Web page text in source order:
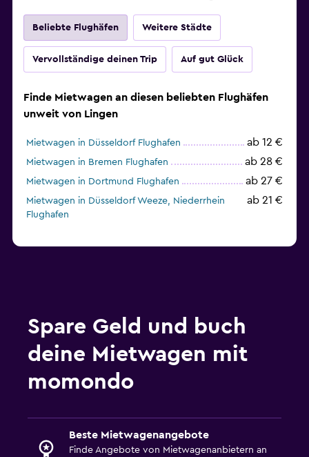
Beliebte Flughäfen Weitere Städte
Vervollständige deinen Trip Auf gut Glück
Finde Mietwagen an diesen beliebten Flughäfen
unweit von Lingen
Mietwagen in Düsseldorf Flughafen ab 12 €
Mietwagen in Bremen Flughafen ab 28 €
Mietwagen in Dortmund Flughafen ab 27 €
Mietwagen in Düsseldorf Weeze, Niederrhein
Flughafen
ab 21 €
Spare Geld und buch
deine Mietwagen mit
momondo
Beste Mietwagenangebote
Finde Angebote von Mietwagenanbietern an